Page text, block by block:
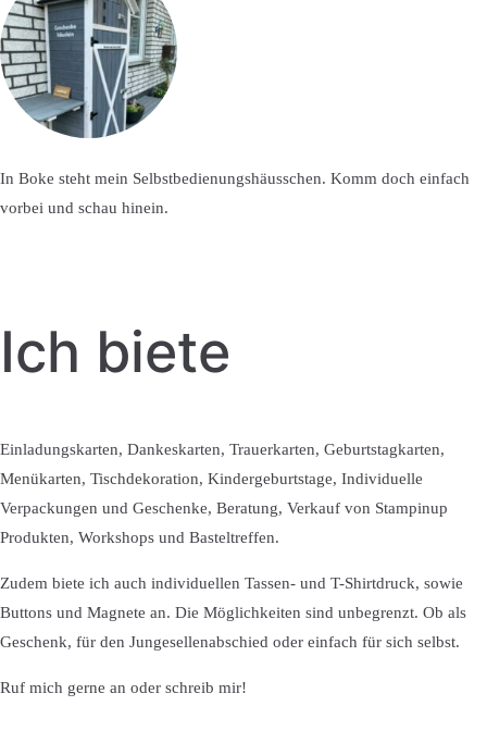
In Boke steht mein Selbstbedienungshäusschen. Komm doch einfach
vorbei und schau hinein.
Ich biete
Einladungskarten, Dankeskarten, Trauerkarten, Geburtstagkarten,
Menükarten, Tischdekoration, Kindergeburtstage, Individuelle
Verpackungen und Geschenke, Beratung, Verkauf von Stampinup
Produkten, Workshops und Basteltreffen.
Zudem biete ich auch individuellen Tassen- und T-Shirtdruck, sowie
Buttons und Magnete an. Die Möglichkeiten sind unbegrenzt. Ob als
Geschenk, für den Jungesellenabschied oder einfach für sich selbst.
Ruf mich gerne an oder schreib mir!